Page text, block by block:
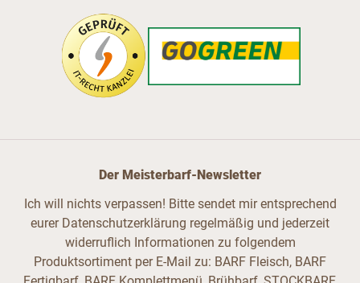
Der Meisterbarf-Newsletter
Ich will nichts verpassen! Bitte sendet mir entsprechend
eurer Datenschutzerklärung regelmäßig und jederzeit
widerruflich Informationen zu folgendem
Produktsortiment per E-Mail zu: BARF Fleisch, BARF